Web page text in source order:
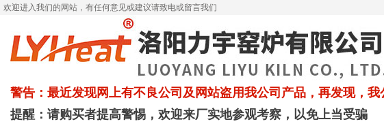
欢迎进入我们的网站，有任何意见或建议请致电或留言我们
警告：最近发现网上有不良公司及网站盗用我公司产品，再发现，
提醒：请购买者提高警惕，欢迎来厂实地参观考察，以免上当受骗